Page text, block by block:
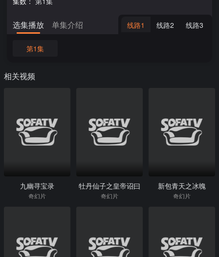
选集播放 单集介绍 线路1 线路2 线路3
第1集
相关视频
九幽寻宝录
奇幻片
牡丹仙子之皇帝诏曰
奇幻片
新包青天之冰魄
奇幻片